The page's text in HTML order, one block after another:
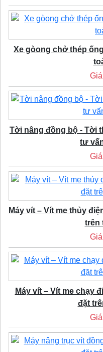
Xe gòong chở thép
Tời nâng đồng bộ - Tời
tư
Máy vít – Vít me thủy
trên
Máy vít – Vít me chạy
đặt